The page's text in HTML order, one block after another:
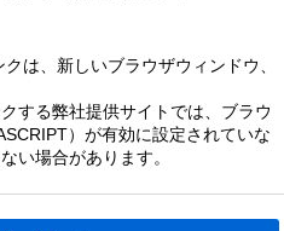
クは、新しいブラウザウィンドウ、
する弊社提供サイトでは、ブラウ
）が有効に設定されていな
い場合があります。